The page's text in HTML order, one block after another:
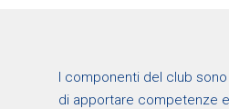
I componenti del club
di apportare competenze